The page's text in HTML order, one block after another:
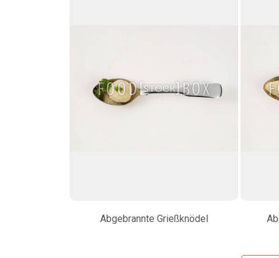
Abgebrannte Grießknödel